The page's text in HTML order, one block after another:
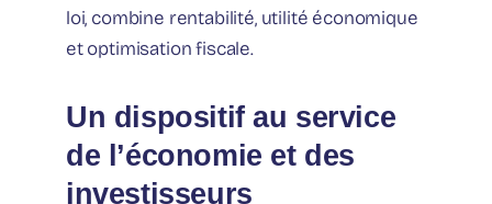
loi, combine rentabilité, utilité économique
et optimisation fiscale.
Un dispositif au service
de l’économie et des
investisseurs